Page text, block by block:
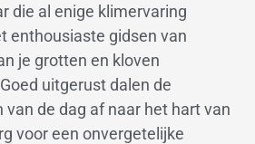
die al enige klimervaring
enthousiaste gidsen van
je grotten en kloven
uitgerust dalen de
van de dag af naar het hart van
voor een onvergetelijke